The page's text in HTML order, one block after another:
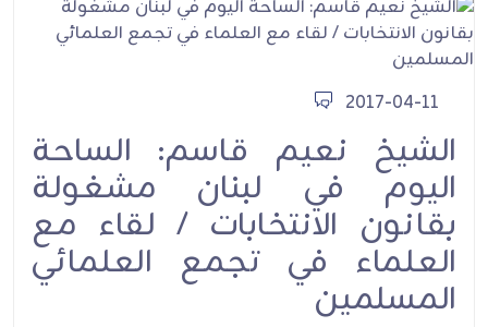
2017-04-11
الشيخ نعيم قاسم: الساحة
اليوم في لبنان مشغولة
بقانون الانتخابات / لقاء مع
العلماء في تجمع العلمائي
المسلمين